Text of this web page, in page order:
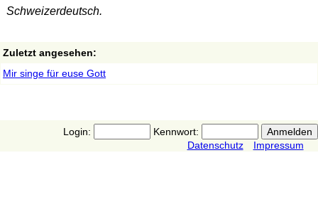
Schweizerdeutsch.
Zuletzt angesehen:
Mir singe für euse Gott
Login:
Kennwort:
Datenschutz
Impressum